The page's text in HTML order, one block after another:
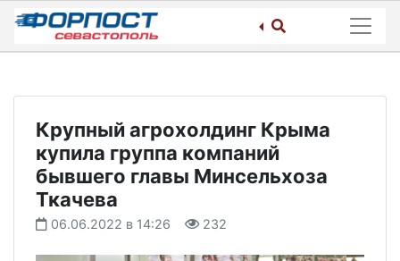
Skip
content
Крупный агрохолдинг Крыма
купила группа компаний
бывшего главы Минсельхоза
Ткачева
06.06.2022 в 14:26 232